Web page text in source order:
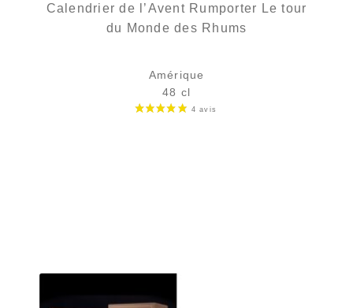
Calendrier de l’Avent Rumporter Le tour
du Monde des Rhums
Amérique
48 cl